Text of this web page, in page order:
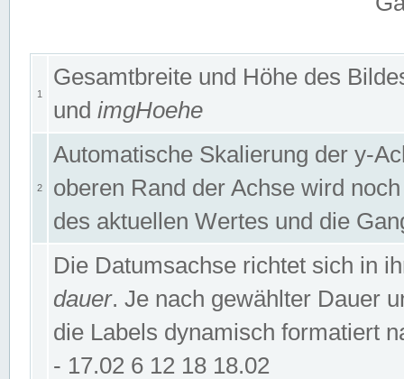
1
Gesamtbreite und Höhe des
und imgHoehe
2
Automatische Skalierung der y-
oberen Rand der Achse wird
des aktuellen Wertes und die
Die Datumsachse richtet sich in
dauer. Je nach gewählter Dauer
die Labels dynamisch formatiert
- 17.02 6 12 18 18.02